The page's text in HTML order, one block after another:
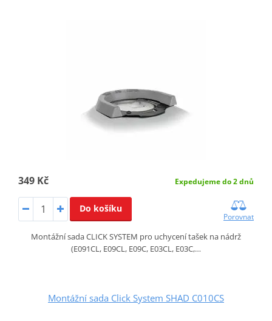
349 Kč Expedujeme do 2 dnů
Do košíku
Porovnat
Montážní sada CLICK SYSTEM pro uchycení tašek na nádrž
(E091CL, E09CL, E09C, E03CL, E03C,…
Montážní sada Click System SHAD C010CS